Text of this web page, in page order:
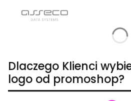
Dlaczego Klienci
logo od promoshop?